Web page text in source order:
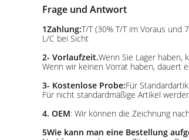
Frage und Antwort
1Zahlung:T/T (30% T/T im Voraus und
L/C bei Sicht
2- Vorlaufzeit.Wenn Sie Lager haben,
Wenn wir keinen Vorrat haben, dauert
3- Kostenlose Probe:Für
Für nicht standardmäßige Artikel
4. OEM: Wir können die Zeichnung
5Wie kann man eine Bestellung